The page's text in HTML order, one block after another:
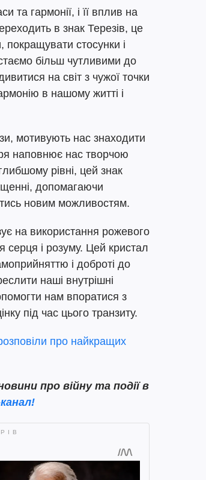
та гармонії, і її вплив на
в знак Терезів, це
стосунки і
більш чутливими до
на світ з чужої точки
в нашому житті і
мотивують нас знаходити
наповнює нас творчою
рівні, цей знак
допомагаючи
новим можливостям.
на використання рожевого
серця і розуму. Цей кристал
і доброті до
наші внутрішні
нам впоратися з
під час цього транзиту.
про найкращих
про війну та події в